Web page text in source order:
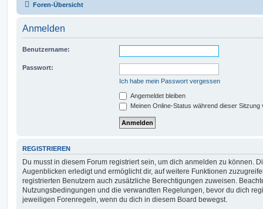
Foren-Übersicht
Anmelden
Benutzername:
Passwort:
Ich habe mein Passwort vergessen
Angemeldet bleiben
Meinen Online-Status während dieser Sitzung
REGISTRIEREN
Du musst in diesem Forum registriert sein, um dich anmelden zu können.
Augenblicken erledigt und ermöglicht dir, auf weitere Funktionen
registrierten Benutzern auch zusätzliche Berechtigungen zuweisen.
Nutzungsbedingungen und die verwandten Regelungen, bevor du dich
jeweiligen Forenregeln, wenn du dich in diesem Board bewegst.